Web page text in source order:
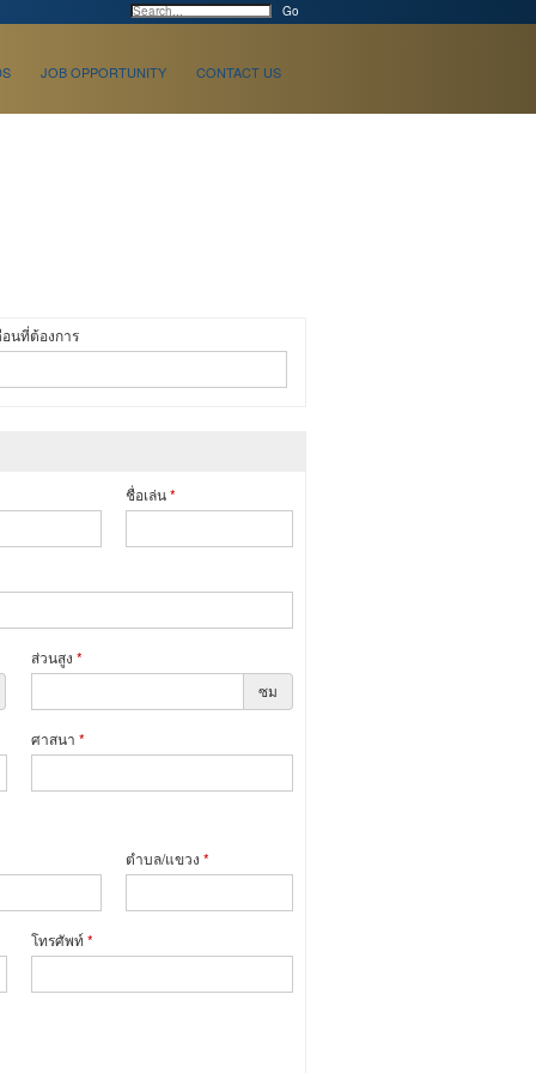
JOB OPPORTUNITY CONTACT US
อนที่ต้องการ
ชื่อเล่น*
ส่วนสูง *
ซม
ศาสนา *
ตำบล/แขวง*
โทรศัพท์*